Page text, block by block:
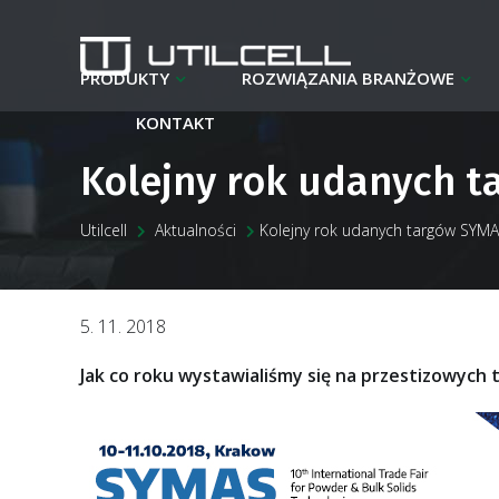
PRODUKTY
ROZWIĄZANIA BRANŻOWE
KONTAKT
Kolejny rok udanych
Utilcell Aktualności Kolejny rok udanych targów
5. 11. 2018
Jak co roku wystawialiśmy się na przestizowych